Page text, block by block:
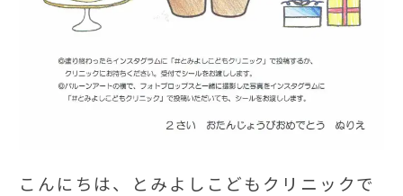
こんにちは、とみよしこどもクリニックで